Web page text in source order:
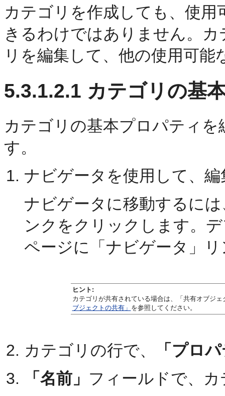
カテゴリを作成しても、使
きるわけではありません。
リを編集して、他の使用可
5.3.1.2.1 カテゴリの基
カテゴリの基本プロパティ
す。
ナビゲータを使用して、
ナビゲータに移動するに
ンクをクリックします。
ページに「ナビゲータ」
ヒント:
カテゴリが共有されている場合は、「共有オブジ
ブジェクトの共有」 を参照してください。
カテゴリの行で、
「プロ
「名前」 フィールドで、